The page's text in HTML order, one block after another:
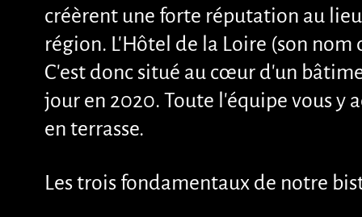
créèrent une forte réputation au
région. L'Hôtel de la Loire (son
C'est donc situé au cœur d'un
jour en 2020. Toute l'équipe vous y
en terrasse.
Les trois fondamentaux de notre
Le bistrot